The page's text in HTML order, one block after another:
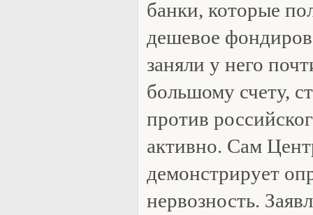
банки, которые
дешевое
заняли у него
большому счету,
против
активно. Сам
демонстрирует
нервозность.